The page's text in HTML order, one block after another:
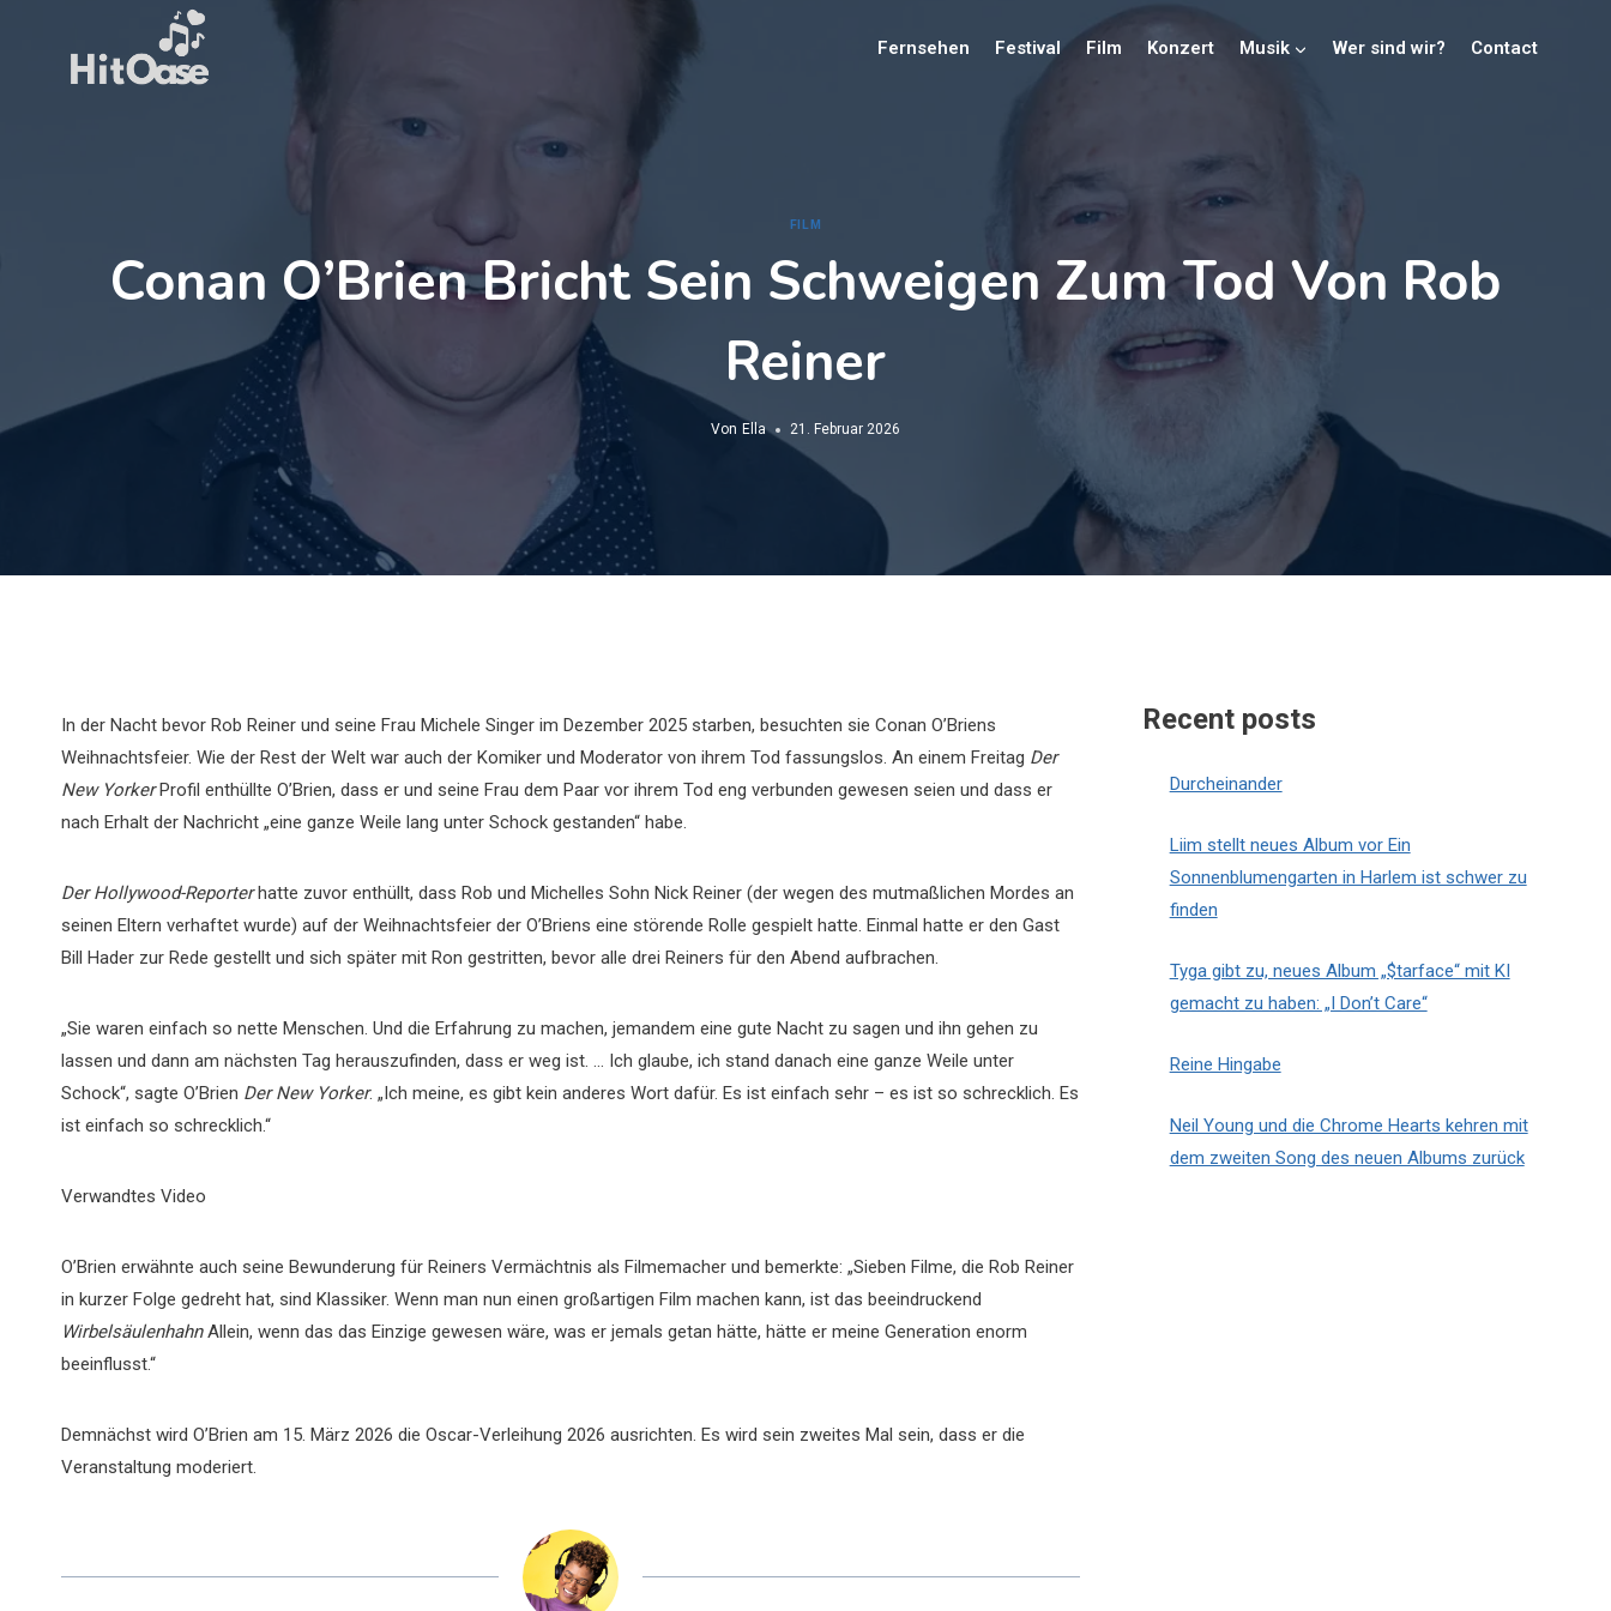
Fernsehen Festival Film Konzert Musik Wer sind wir? Contact
FILM
Conan O’Brien Bricht Sein Schweigen Zum Tod Von Rob
Reiner
Von Ella 21. Februar 2026
In der Nacht bevor Rob Reiner und seine Frau Michele Singer im Dezember 2025 starben, besuchten sie Conan O’Briens
Weihnachtsfeier. Wie der Rest der Welt war auch der Komiker und Moderator von ihrem Tod fassungslos. An einem Freitag Der
New YorkerProfil enthüllte O’Brien, dass er und seine Frau dem Paar vor ihrem Tod eng verbunden gewesen seien und dass er
nach Erhalt der Nachricht „eine ganze Weile lang unter Schock gestanden“ habe.
Der Hollywood-Reporterhatte zuvor enthüllt, dass Rob und Michelles Sohn Nick Reiner (der wegen des mutmaßlichen Mordes an
seinen Eltern verhaftet wurde) auf der Weihnachtsfeier der O’Briens eine störende Rolle gespielt hatte. Einmal hatte er den Gast
Bill Hader zur Rede gestellt und sich später mit Ron gestritten, bevor alle drei Reiners für den Abend aufbrachen.
„Sie waren einfach so nette Menschen. Und die Erfahrung zu machen, jemandem eine gute Nacht zu sagen und ihn gehen zu
lassen und dann am nächsten Tag herauszufinden, dass er weg ist. … Ich glaube, ich stand danach eine ganze Weile unter
Schock“, sagte O’Brien Der New Yorker. „Ich meine, es gibt kein anderes Wort dafür. Es ist einfach sehr – es ist so schrecklich. Es
ist einfach so schrecklich.“
Verwandtes Video
O’Brien erwähnte auch seine Bewunderung für Reiners Vermächtnis als Filmemacher und bemerkte: „Sieben Filme, die Rob Reiner
in kurzer Folge gedreht hat, sind Klassiker. Wenn man nun einen großartigen Film machen kann, ist das beeindruckend
WirbelsäulenhahnAllein, wenn das das Einzige gewesen wäre, was er jemals getan hätte, hätte er meine Generation enorm
beeinflusst.“
Demnächst wird O’Brien am 15. März 2026 die Oscar-Verleihung 2026 ausrichten. Es wird sein zweites Mal sein, dass er die
Veranstaltung moderiert.
Recent posts
Durcheinander
Liim stellt neues Album vor Ein
Sonnenblumengarten in Harlem ist schwer zu
finden
Tyga gibt zu, neues Album „$tarface“ mit KI
gemacht zu haben: „I Don’t Care“
Reine Hingabe
Neil Young und die Chrome Hearts kehren mit
dem zweiten Song des neuen Albums zurück